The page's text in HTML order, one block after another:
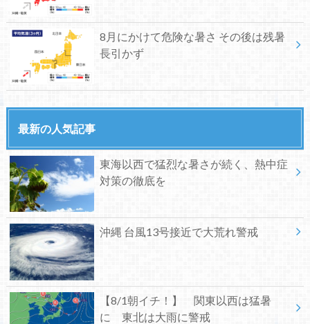
8月にかけて危険な暑さ その後は残暑
長引かず
最新の人気記事
東海以西で猛烈な暑さが続く、熱中症
対策の徹底を
沖縄 台風13号接近で大荒れ警戒
【8/1朝イチ！】 関東以西は猛暑
に 東北は大雨に警戒